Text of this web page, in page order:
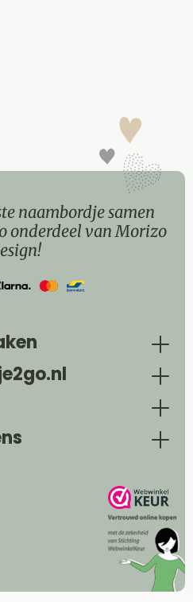
naambordje samen
onderdeel van Morizo